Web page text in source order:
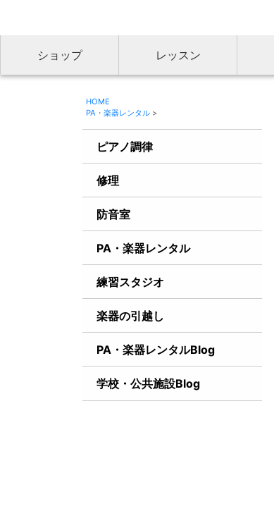
ショップ レッスン
HOME
PA・楽器レンタル >
ピアノ調律
修理
防音室
PA・楽器レンタル
練習スタジオ
楽器の引越し
PA・楽器レンタルBlog
学校・公共施設Blog